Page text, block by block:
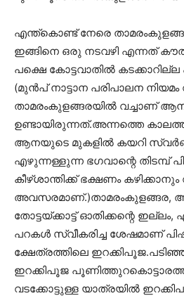
എന്ത്കൊണ്ട് നേരെ
ഇങ്ങിനെ ഒരു നടവഴി എന്നത്
പക്ഷെ കോട്ടവാതിൽ
(മുൻപ് നാട്ടാന പരിപാലന
താമരംകുളങ്ങരയിൽ വച്ചാണ്
ഉണ്ടായിരുന്നത്.അന്നത്തെ
ആനയുടെ മുകളിൽ കയറി
എഴുന്നള്ളുന്ന ഭഗവാന്റെ തിടമ്പ്
കീഴ്ശാന്തിക്ക് ഭക്ഷണം
അവസരമാണ്.)താമരംകുളങ്ങര,
തോട്ടയ്ക്കാട്ട് ഓതിക്കന്റെ ഇല്ലം,
പറകൾ സ്വീകരിച്ച ശേഷമാണ്
ക്ഷേത്രത്തിലെ
ഇറക്കിപൂജ
വടക്കോട്ടുള്ള യാത്രയിൽ